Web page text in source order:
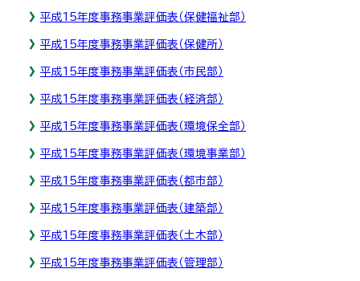
平成15年度事務事業評価表（保健福祉部）
平成15年度事務事業評価表（保健所）
平成15年度事務事業評価表（市民部）
平成15年度事務事業評価表（経済部）
平成15年度事務事業評価表（環境保全部）
平成15年度事務事業評価表（環境事業部）
平成15年度事務事業評価表（都市部）
平成15年度事務事業評価表（建築部）
平成15年度事務事業評価表（土木部）
平成15年度事務事業評価表（管理部）